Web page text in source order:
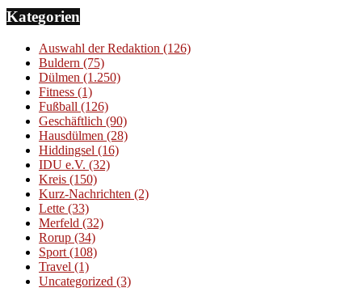
Kategorien
Auswahl der Redaktion (126)
Buldern (75)
Dülmen (1.250)
Fitness (1)
Fußball (126)
Geschäftlich (90)
Hausdülmen (28)
Hiddingsel (16)
IDU e.V. (32)
Kreis (150)
Kurz-Nachrichten (2)
Lette (33)
Merfeld (32)
Rorup (34)
Sport (108)
Travel (1)
Uncategorized (3)